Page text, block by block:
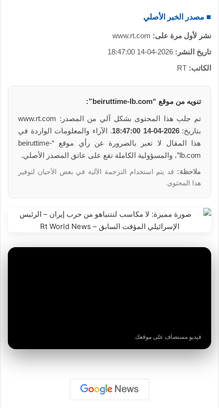
■ مصدر الخبر الأصلي
نشر لأول مرة على: www.rt.com
تاريخ النشر: 2026-04-14 18:47:00
الكاتب: RT
تنويه من موقع “beiruttime-lb.com”:
تم جلب هذا المحتوى بشكل آلي من المصدر: www.rt.com
بتاريخ:2026-04-14 18:47:00
. الآراء والمعلومات الواردة في
هذا المقال لا تعبر بالضرورة عن رأي موقع “beiruttime-
lb.com”، والمسؤولية الكاملة تقع على عاتق المصدر الأصلي.
ملاحظة: قد يتم استخدام الترجمة الآلية في بعض الأحيان لتوفير
هذا المحتوى.
فيديو مستضاف على موقعك